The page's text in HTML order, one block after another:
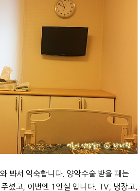
봐서 익숙합니다. 양악수술 받을 때는
셨고, 이번엔 1인실 입니다. TV, 냉장고,